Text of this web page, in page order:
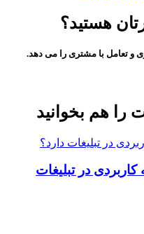
هستید؟
و تعامل با مشتری را می دهد.
را هم بخوانید
در تبلیغات